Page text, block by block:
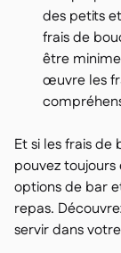
des petits
frais de
être
œuvre les
Et si les frais de
pouvez
options de bar
repas.
servir dans